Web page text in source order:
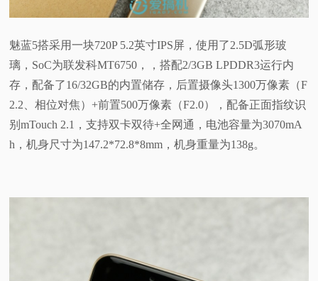
魅蓝5搭采用一块720P 5.2英寸IPS屏，使用了2.5D弧形玻
璃，SoC为联发科MT6750，，搭配2/3GB LPDDR3运行内
存，配备了16/32GB的内置储存，后置摄像头1300万像素（F
2.2、相位对焦）+前置500万像素（F2.0），配备正面指纹识
别mTouch 2.1，支持双卡双待+全网通，电池容量为3070mA
h，机身尺寸为147.2*72.8*8mm，机身重量为138g。